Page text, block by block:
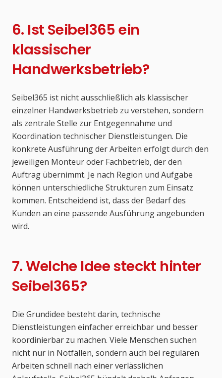
6. Ist Seibel365 ein
klassischer
Handwerksbetrieb?
Seibel365 ist nicht ausschließlich als klassischer
einzelner Handwerksbetrieb zu verstehen, sondern
als zentrale Stelle zur Entgegennahme und
Koordination technischer Dienstleistungen. Die
konkrete Ausführung der Arbeiten erfolgt durch den
jeweiligen Monteur oder Fachbetrieb, der den
Auftrag übernimmt. Je nach Region und Aufgabe
können unterschiedliche Strukturen zum Einsatz
kommen. Entscheidend ist, dass der Bedarf des
Kunden an eine passende Ausführung angebunden
wird.
7. Welche Idee steckt hinter
Seibel365?
Die Grundidee besteht darin, technische
Dienstleistungen einfacher erreichbar und besser
koordinierbar zu machen. Viele Menschen suchen
nicht nur in Notfällen, sondern auch bei regulären
Arbeiten schnell nach einer verlässlichen